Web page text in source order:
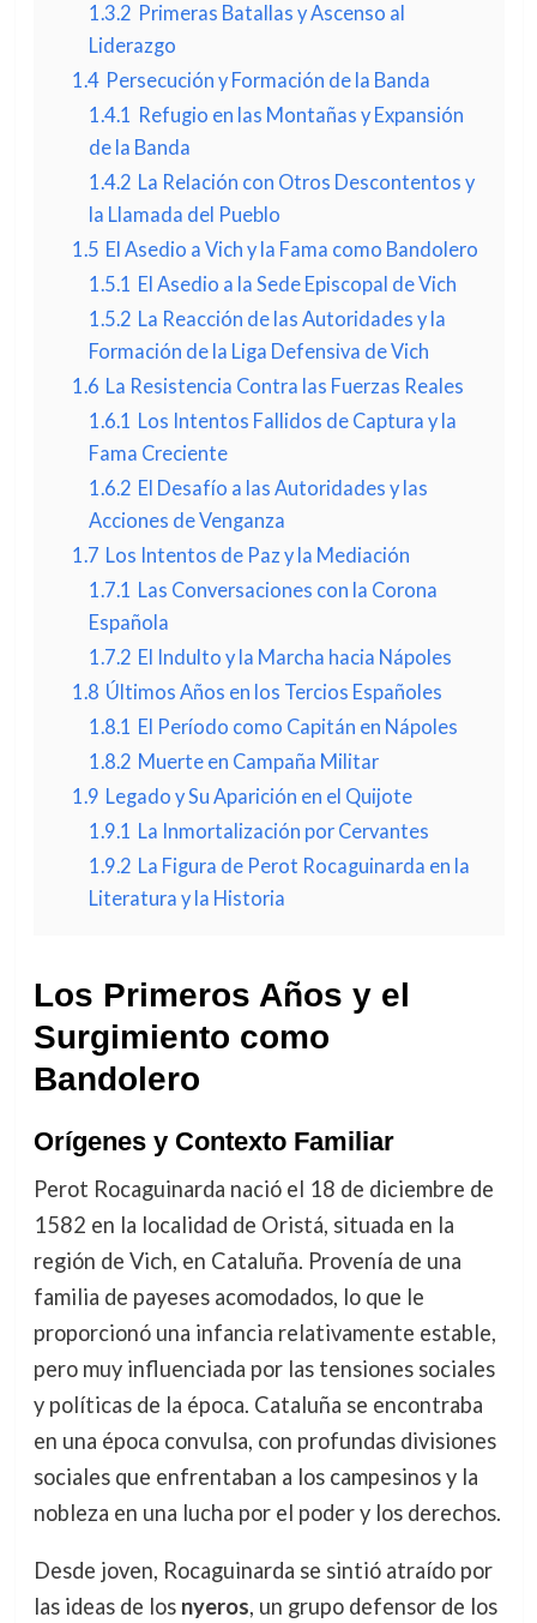
1.3.2 Primeras Batallas y Ascenso al
Liderazgo
1.4 Persecución y Formación de la Banda
1.4.1 Refugio en las Montañas y Expansión
de la Banda
1.4.2 La Relación con Otros Descontentos y
la Llamada del Pueblo
1.5 El Asedio a Vich y la Fama como Bandolero
1.5.1 El Asedio a la Sede Episcopal de Vich
1.5.2 La Reacción de las Autoridades y la
Formación de la Liga Defensiva de Vich
1.6 La Resistencia Contra las Fuerzas Reales
1.6.1 Los Intentos Fallidos de Captura y la
Fama Creciente
1.6.2 El Desafío a las Autoridades y las
Acciones de Venganza
1.7 Los Intentos de Paz y la Mediación
1.7.1 Las Conversaciones con la Corona
Española
1.7.2 El Indulto y la Marcha hacia Nápoles
1.8 Últimos Años en los Tercios Españoles
1.8.1 El Período como Capitán en Nápoles
1.8.2 Muerte en Campaña Militar
1.9 Legado y Su Aparición en el Quijote
1.9.1 La Inmortalización por Cervantes
1.9.2 La Figura de Perot Rocaguinarda en la
Literatura y la Historia
Los Primeros Años y el
Surgimiento como
Bandolero
Orígenes y Contexto Familiar
Perot Rocaguinarda nació el 18 de diciembre de
1582 en la localidad de Oristá, situada en la
región de Vich, en Cataluña. Provenía de una
familia de payeses acomodados, lo que le
proporcionó una infancia relativamente estable,
pero muy influenciada por las tensiones sociales
y políticas de la época. Cataluña se encontraba
en una época convulsa, con profundas divisiones
sociales que enfrentaban a los campesinos y la
nobleza en una lucha por el poder y los derechos.
Desde joven, Rocaguinarda se sintió atraído por
las ideas de los nyeros, un grupo defensor de los